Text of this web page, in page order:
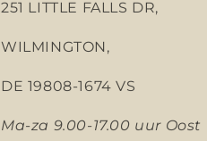
251 LITTLE FALLS DR,
WILMINGTON,
DE 19808-1674 VS
Ma-za 9.00-17.00 uur Oost